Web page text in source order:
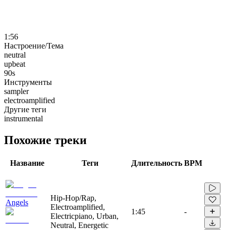
1:56
Настроение/Тема
neutral
upbeat
90s
Инструменты
sampler
electroamplified
Другие теги
instrumental
Похожие треки
Название Теги Длительность BPM
Angels
Hip-Hop/Rap,
Electroamplified,
Electricpiano, Urban,
Neutral, Energetic
1:45 -